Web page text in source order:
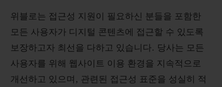
위블로는 접근성 지원이 필요하신 분들을 포함한
모든 사용자가 디지털 콘텐츠에 접근할 수 있도록
보장하고자 최선을 다하고 있습니다. 당사는 모든
사용자를 위해 웹사이트 이용 환경을 지속적으로
개선하고 있으며, 관련된 접근성 표준을 성실히 적
썸머 멀티 컬러 세라믹 피치 세라믹 에센셜 토프
익스클루시브 서비스
5+5 워런티